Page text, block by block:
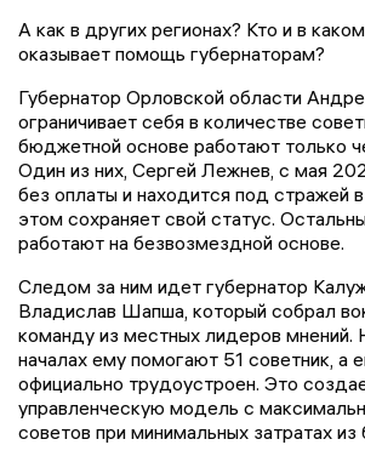
А как в других регионах? Кто и в
оказывает помощь губернаторам?
Губернатор Орловской области
ограничивает себя в количестве
бюджетной основе работают только
Один из них, Сергей Лежнев, с мая
без оплаты и находится под стражей
этом сохраняет свой статус.
работают на безвозмездной основе.
Следом за ним идет губернатор
Владислав Шапша, который собрал
команду из местных лидеров мнений.
началах ему помогают 51 советник, а
официально трудоустроен. Это
управленческую модель с
советов при минимальных затратах